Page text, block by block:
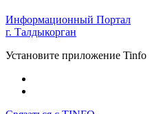
Информационный Портал
г. Талдыкорган
Установите приложение Tinfo